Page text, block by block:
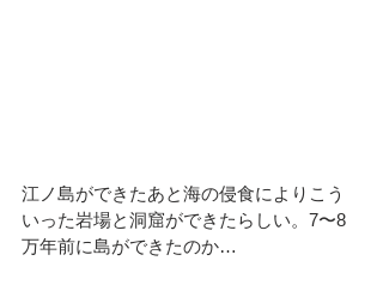
江ノ島ができたあと海の侵食によりこう
いった岩場と洞窟ができたらしい。7〜8
万年前に島ができたのか…